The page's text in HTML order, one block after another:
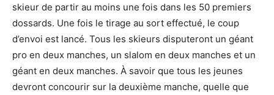
skieur de partir au moins une fois dans les 50 premiers
dossards. Une fois le tirage au sort effectué, le coup
d’envoi est lancé. Tous les skieurs disputeront un géant
pro en deux manches, un slalom en deux manches et un
géant en deux manches. À savoir que tous les jeunes
devront concourir sur la deuxième manche, quelle que